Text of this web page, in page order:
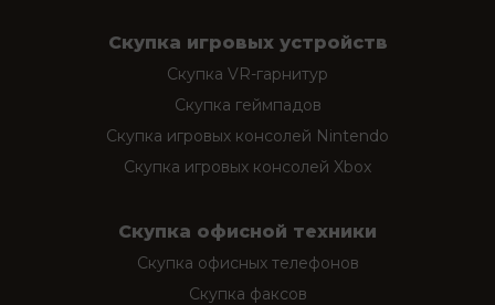
Скупка игровых устройств
Скупка VR-гарнитур
Скупка геймпадов
Скупка игровых консолей Nintendo
Скупка игровых консолей Xbox
Скупка офисной техники
Скупка офисных телефонов
Скупка факсов